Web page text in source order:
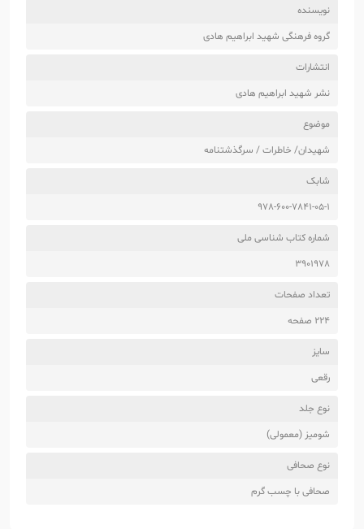
نویسنده
گروه فرهنگی شهید ابراهیم هادی
انتشارات
نشر شهید ابراهیم هادی
موضوع
شهیدان/ خاطرات / سرگذشتنامه
شابک
978-600-7841-05-1
شماره کتاب شناسی ملی
3901978
تعداد صفحات
224 صفحه
سایز
رقعی
نوع جلد
شومیز (معمولی)
نوع صحافی
صحافی با چسب گرم